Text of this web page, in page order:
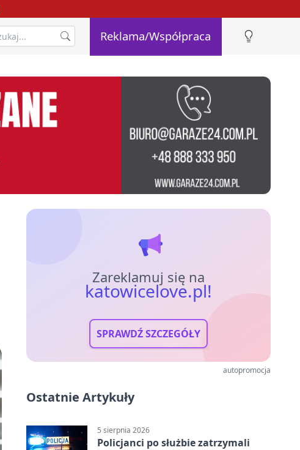
Reklama/Współpraca
Zareklamuj się na
katowicelove.pl!
SPRAWDŹ SZCZEGÓŁY
autopromocja
Ostatnie Artykuły
5 sierpnia 2026
Policjanci po służbie zatrzymali